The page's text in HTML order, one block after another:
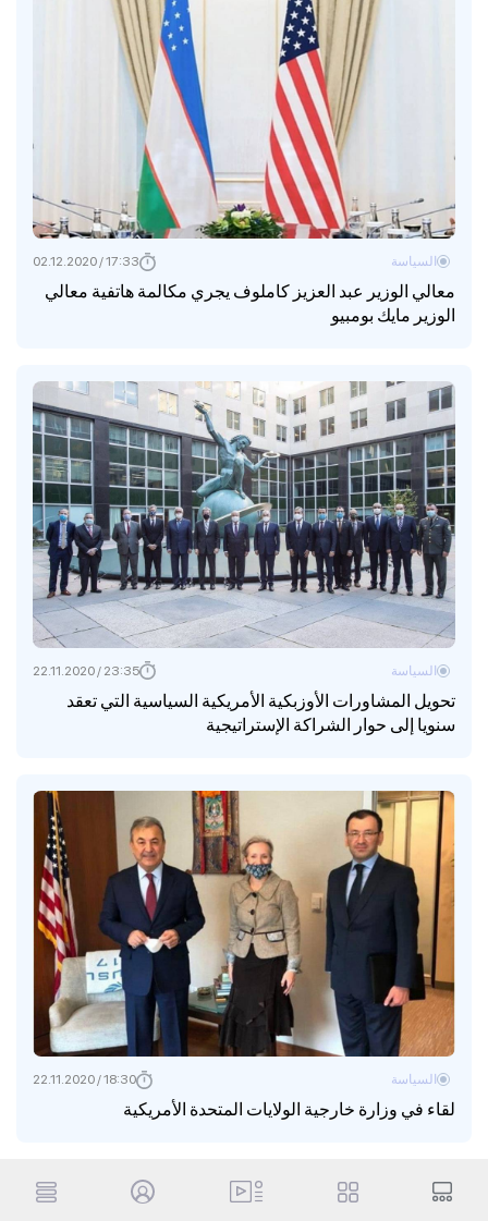
معالي الوزير عبد العزيز كاملوف يجري مكالمة هاتفية معالي
الوزير مايك بومبيو
السياسة 17:33 / 02.12.2020
تحويل المشاورات الأوزبكية الأمريكية السياسية التي تعقد
سنويا إلى حوار الشراكة الإستراتيجية
السياسة 23:35 / 22.11.2020
لقاء في وزارة خارجية الولايات المتحدة الأمريكية
السياسة 18:30 / 22.11.2020